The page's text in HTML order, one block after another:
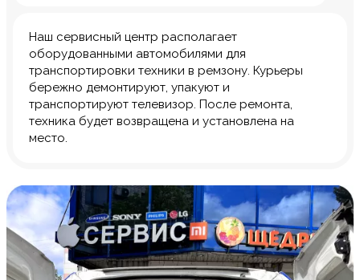
Наш сервисный центр располагает
оборудованными автомобилями для
транспортировки техники в ремзону. Курьеры
бережно демонтируют, упакуют и
транспортируют телевизор. После ремонта,
техника будет возвращена и установлена на
место.